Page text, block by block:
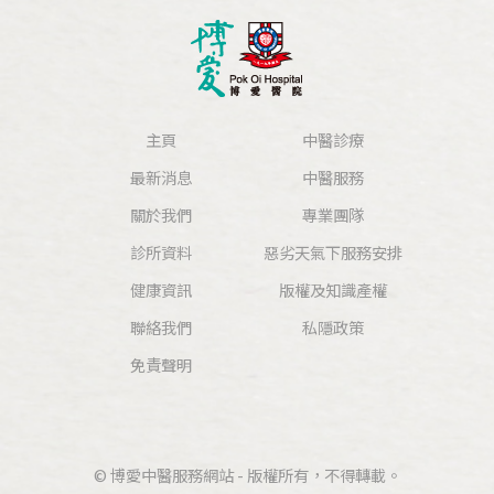
主頁
最新消息
關於我們
中醫診療
中醫服務
專業團隊
診所資料
健康資訊
聯絡我們
惡劣天氣下服務安排
版權及知識產權
私隱政策
免責聲明
© 博愛中醫服務網站 - 版權所有，不得轉載。